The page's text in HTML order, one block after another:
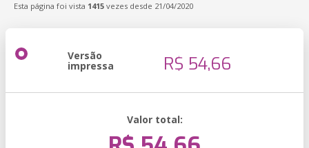
Esta página foi vista 1415 vezes desde 21/04/2020
Versão
impressa R$ 54,66
Valor total: